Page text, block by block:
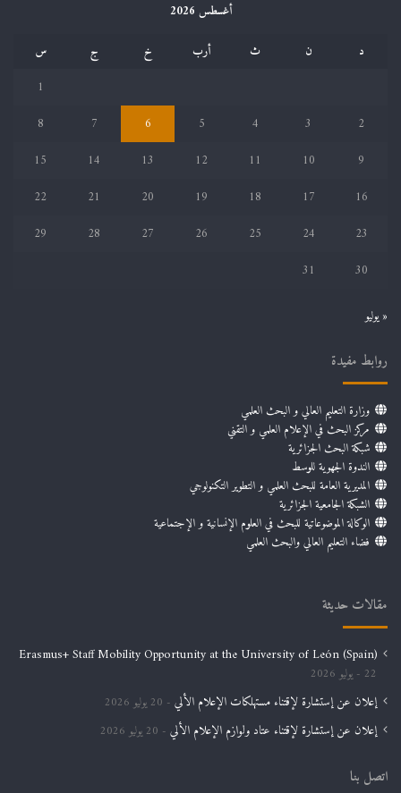
أغسطس 2026
د
ن ث أرب خ ج
س
1
2
3
4
5
6
7
8
9
10
11
12
13
14
15
16
17
18
19
20
21
22
23
24
25
26
27
28
29
30
31
« يوليو
روابط مفيدة
وزارة التعليم العالي و البحث العلمي
مركز البحث في الإعلام العلمي و التقني
شبكة البحث الجزائرية
الندوة الجهوية للوسط
المديرية العامة للبحث العلمي و التطوير التكنولوجي
الشبكة الجامعية الجزائرية
الوكالة الموضوعاتية للبحث في العلوم الإنسانية و الإجتماعية
فضاء التعليم العالي والبحث العلمي
مقالات حديثة
Erasmus+ Staff Mobility Opportunity at the University of León (Spain)
22 يوليو 2026
إعلان عن إستشارة لإقتناء مستهلكات الإعلام الألي 20 يوليو 2026
إعلان عن إستشارة لإقتناء عتاد ولوازم الإعلام الألي 20 يوليو 2026
اتصل بنا